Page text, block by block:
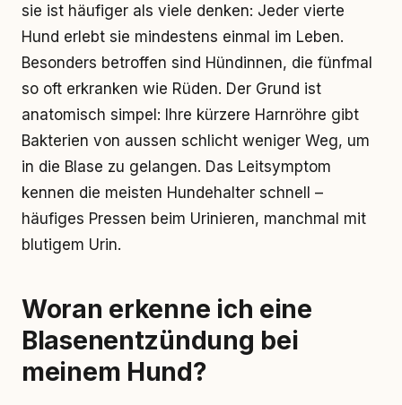
sie ist häufiger als viele denken: Jeder vierte
Hund erlebt sie mindestens einmal im Leben.
Besonders betroffen sind Hündinnen, die fünfmal
so oft erkranken wie Rüden. Der Grund ist
anatomisch simpel: Ihre kürzere Harnröhre gibt
Bakterien von aussen schlicht weniger Weg, um
in die Blase zu gelangen. Das Leitsymptom
kennen die meisten Hundehalter schnell –
häufiges Pressen beim Urinieren, manchmal mit
blutigem Urin.
Woran erkenne ich eine
Blasenentzündung bei
meinem Hund?